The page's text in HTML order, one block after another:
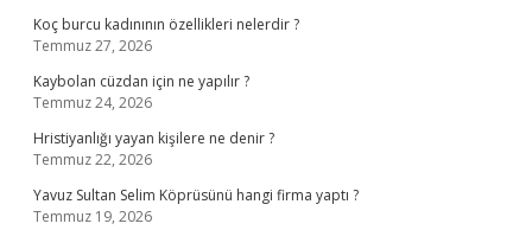
Koç burcu kadınının özellikleri nelerdir ?
Temmuz 27, 2026
Kaybolan cüzdan için ne yapılır ?
Temmuz 24, 2026
Hristiyanlığı yayan kişilere ne denir ?
Temmuz 22, 2026
Yavuz Sultan Selim Köprüsünü hangi firma yaptı ?
Temmuz 19, 2026